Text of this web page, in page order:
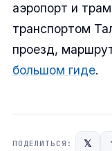
аэропорт и
транспортом
проезд,
большом гиде.
ПОДЕЛИТЬСЯ: 𝕏